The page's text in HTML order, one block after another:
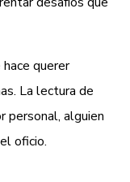
querer
La lectura de
personal, alguien
oficio.